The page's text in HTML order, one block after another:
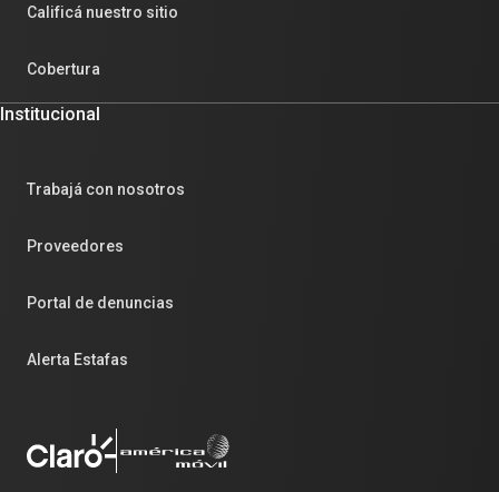
Calificá nuestro sitio
Cobertura
Institucional
Trabajá con nosotros
Proveedores
Portal de denuncias
Alerta Estafas